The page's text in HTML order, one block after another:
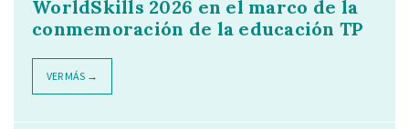
WorldSkills 2026 en el marco de la
conmemoración de la educación TP
VER MÁS →